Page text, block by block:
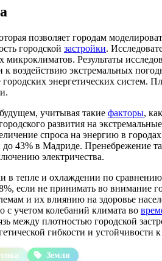
позволяет городам
городской застройки.
Результаты
к воздействию экстремальных
энергетических систем.
учитывая такие факторы,
развития на
спроса на энергию в
до 43% в Мадриде. Пренебрежение
электричества.
в тепле и охлаждении по
если не принимать во внимание
и их влиянию на здоровье
с учетом колебаний климата во
между плотностью городской
гибкости и устойчивости
Земля